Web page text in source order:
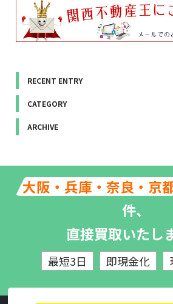
RECENT ENTRY
CATEGORY
ARCHIVE
大阪・兵庫・奈良・京
件、
直接買取いたし
最短3日 即現金化